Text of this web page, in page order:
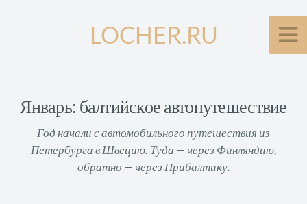
LOCHER.RU
Январь: балтийское автопутешествие
Год начали с автомобильного путешествия из
Петербурга в Швецию. Туда — через Финляндию,
обратно — через Прибалтику.